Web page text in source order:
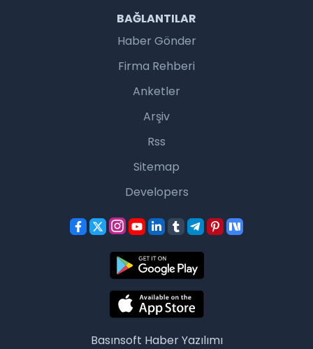
BAĞLANTILAR
Haber Gönder
Firma Rehberi
Anketler
Arşiv
Rss
Sitemap
Developers
Basınsoft Haber Yazılımı